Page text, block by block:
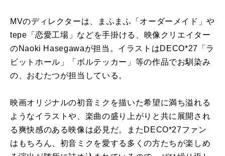
MVのディレクターは、まふまふ「オーダーメイド」や
tepe「恋愛工場」などを手掛ける、映像クリエイター
の​​Naoki Hasegawaが担当。イラストはDECO*27「ラ
ビットホール」「ボルテッカー」等の作品でお馴染み
の、おむたつが担当している。
映画オリジナルの初音ミクを描いた希望に満ち溢れる
ようなイラストや、楽曲の盛り上がりと共に展開され
る爽快感のある映像は必見だ。またDECO*27ファン
はもちろん、初音ミクを愛する多くの方たちが楽しめ